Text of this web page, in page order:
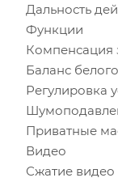
Дальность
Функции
Компенсация
Баланс
Регулировка
Приватные
Видео
Сжатие видео